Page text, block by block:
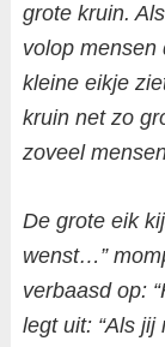
grote kruin.
volop mensen
kleine eikje
kruin net zo
zoveel
De grote eik
wenst…”
verbaasd op:
legt uit: “Als